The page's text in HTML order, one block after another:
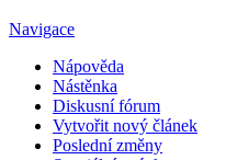
Navigace
Nápověda
Nástěnka
Diskusní fórum
Vytvořit nový článek
Poslední změny